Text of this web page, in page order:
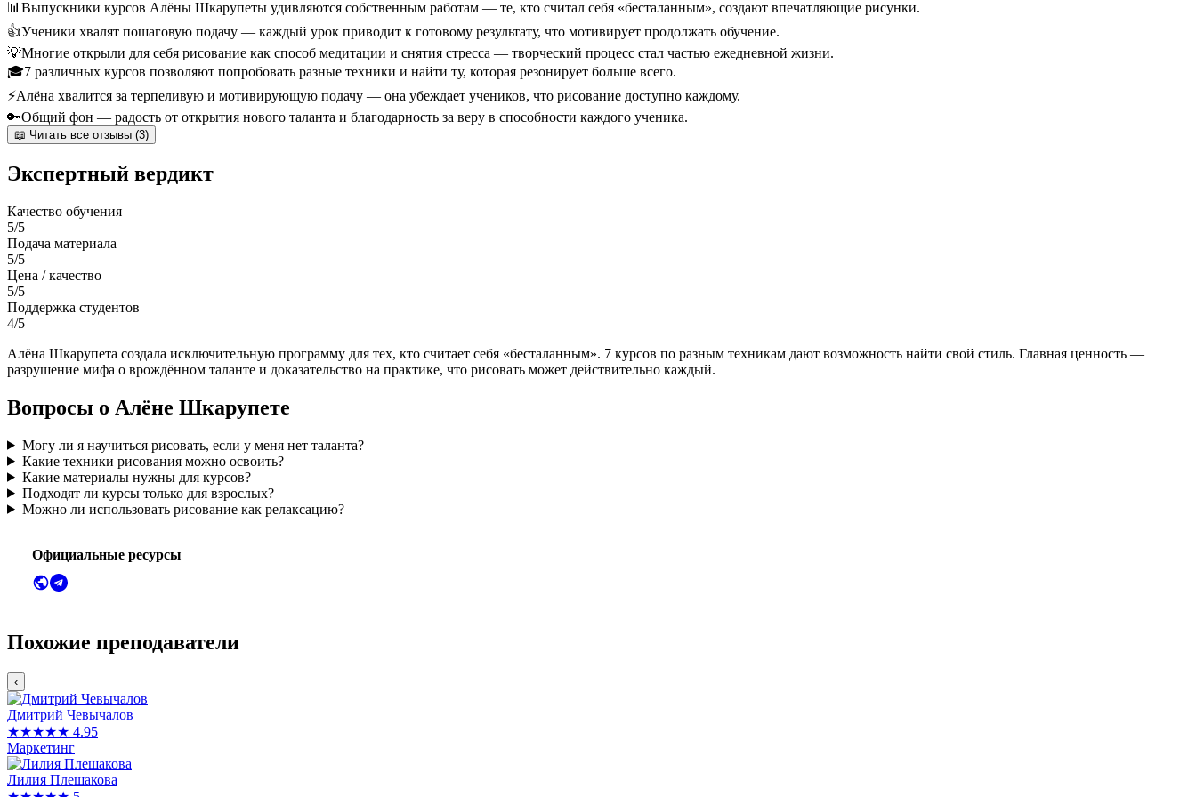
📊 Выпускники курсов Алёны Шкарупеты удивляются собственным работам — те, кто считал себя «бесталанным», создают впечатляющие рисунки.
👍Ученики хвалят пошаговую подачу — каждый урок приводит к готовому результату, что мотивирует продолжать обучение.
💡Многие открыли для себя рисование как способ медитации и снятия стресса — творческий процесс стал частью ежедневной жизни.
🎓7 различных курсов позволяют попробовать разные техники и найти ту, которая резонирует больше всего.
⚡Алёна хвалится за терпеливую и мотивирующую подачу — она убеждает учеников, что рисование доступно каждому.
🔑Общий фон — радость от открытия нового таланта и благодарность за веру в способности каждого ученика.
📖 Читать все отзывы (3)
Экспертный вердикт
Качество обучения
5/5
Подача материала
5/5
Цена / качество
5/5
Поддержка студентов
4/5
Алёна Шкарупета создала исключительную программу для тех, кто считает себя «бесталанным». 7 курсов по разным техникам дают возможность найти свой стиль. Главная ценность —
разрушение мифа о врождённом таланте и доказательство на практике, что рисовать может действительно каждый.
Вопросы о Алёне Шкарупете
Могу ли я научиться рисовать, если у меня нет таланта?
Какие техники рисования можно освоить?
Какие материалы нужны для курсов?
Подходят ли курсы только для взрослых?
Можно ли использовать рисование как релаксацию?
Официальные ресурсы
Похожие преподаватели
‹
Дмитрий Чевычалов
★★★★★ 4.95
Маркетинг
Лилия Плешакова